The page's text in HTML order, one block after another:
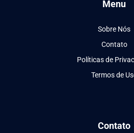
Menu
Sobre Nós
Contato
Políticas de
Termos de
Contato